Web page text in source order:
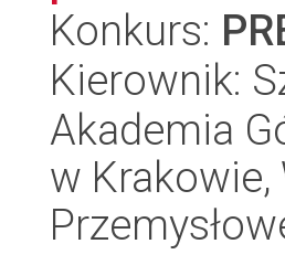
Konkurs:
Kierownik:
Akademia
w